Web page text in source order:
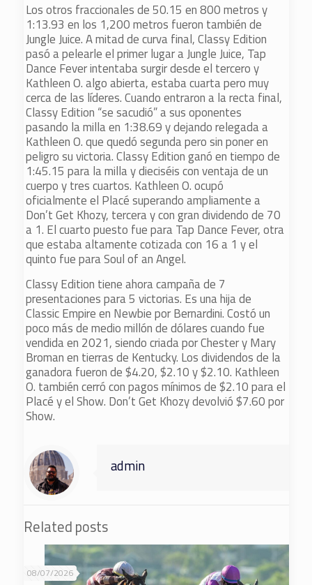
Los otros fraccionales de 50.15 en 800 metros y
1:13.93 en los 1,200 metros fueron también de
Jungle Juice. A mitad de curva final, Classy Edition
pasó a pelearle el primer lugar a Jungle Juice, Tap
Dance Fever intentaba surgir desde el tercero y
Kathleen O. algo abierta, estaba cuarta pero muy
cerca de las líderes. Cuando entraron a la recta final,
Classy Edition “se sacudió” a sus oponentes
pasando la milla en 1:38.69 y dejando relegada a
Kathleen O. que quedó segunda pero sin poner en
peligro su victoria. Classy Edition ganó en tiempo de
1:45.15 para la milla y dieciséis con ventaja de un
cuerpo y tres cuartos. Kathleen O. ocupó
oficialmente el Placé superando ampliamente a
Don’t Get Khozy, tercera y con gran dividendo de 70
a 1. El cuarto puesto fue para Tap Dance Fever, otra
que estaba altamente cotizada con 16 a 1 y el
quinto fue para Soul of an Angel.
Classy Edition tiene ahora campaña de 7
presentaciones para 5 victorias. Es una hija de
Classic Empire en Newbie por Bernardini. Costó un
poco más de medio millón de dólares cuando fue
vendida en 2021, siendo criada por Chester y Mary
Broman en tierras de Kentucky. Los dividendos de la
ganadora fueron de $4.20, $2.10 y $2.10. Kathleen
O. también cerró con pagos mínimos de $2.10 para el
Placé y el Show. Don’t Get Khozy devolvió $7.60 por
Show.
admin
Related posts
08/07/2026